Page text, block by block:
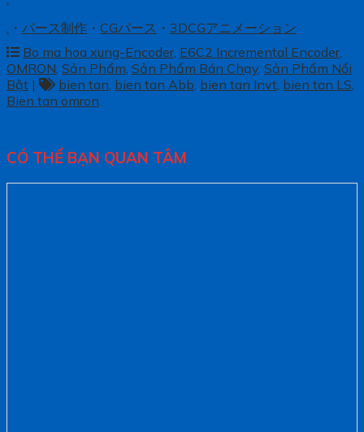
・ パース制作 ・ CGパース ・ 3DCGアニメーション
Bo ma hoa xung-Encoder, E6C2 Incremental Encoder,
OMRON Sản Phẩm Sản Phẩm Bán Chạy Sản Phẩm Nổi
Bật | bien tan bien tan Abb bien tan Invt bien tan LS
Bien tan omron
CÓ THỂ BẠN QUAN TÂM